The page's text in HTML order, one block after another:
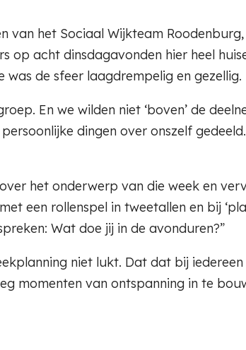
van het Sociaal Wijkteam
op acht dinsdagavonden hier heel
de sfeer laagdrempelig en gezellig.
En we wilden niet ‘boven’ de
dingen over onszelf
het onderwerp van die week en
een rollenspel in tweetallen en bij
Wat doe jij in de avonduren?”
niet lukt. Dat dat bij iedereen
momenten van ontspanning in te